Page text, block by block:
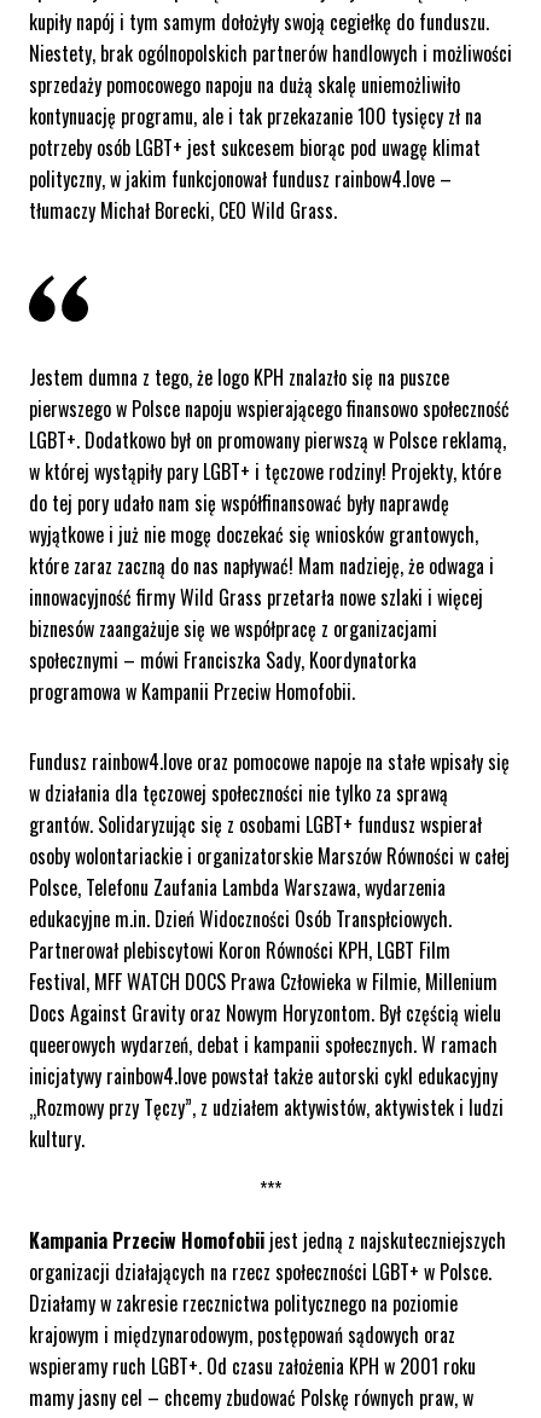
kupiły napój i tym samym dołożyły swoją cegiełkę do funduszu.
Niestety, brak ogólnopolskich partnerów handlowych i możliwości
sprzedaży pomocowego napoju na dużą skalę uniemożliwiło
kontynuację programu, ale i tak przekazanie 100 tysięcy zł na
potrzeby osób LGBT+ jest sukcesem biorąc pod uwagę klimat
polityczny, w jakim funkcjonował fundusz rainbow4.love –
tłumaczy Michał Borecki, CEO Wild Grass.
Jestem dumna z tego, że logo KPH znalazło się na puszce
pierwszego w Polsce napoju wspierającego finansowo społeczność
LGBT+. Dodatkowo był on promowany pierwszą w Polsce reklamą,
w której wystąpiły pary LGBT+ i tęczowe rodziny! Projekty, które
do tej pory udało nam się współfinansować były naprawdę
wyjątkowe i już nie mogę doczekać się wniosków grantowych,
które zaraz zaczną do nas napływać! Mam nadzieję, że odwaga i
innowacyjność firmy Wild Grass przetarła nowe szlaki i więcej
biznesów zaangażuje się we współpracę z organizacjami
społecznymi – mówi Franciszka Sady, Koordynatorka
programowa w Kampanii Przeciw Homofobii.
Fundusz rainbow4.love oraz pomocowe napoje na stałe wpisały się
w działania dla tęczowej społeczności nie tylko za sprawą
grantów. Solidaryzując się z osobami LGBT+ fundusz wspierał
osoby wolontariackie i organizatorskie Marszów Równości w całej
Polsce, Telefonu Zaufania Lambda Warszawa, wydarzenia
edukacyjne m.in. Dzień Widoczności Osób Transpłciowych.
Partnerował plebiscytowi Koron Równości KPH, LGBT Film
Festival, MFF WATCH DOCS Prawa Człowieka w Filmie, Millenium
Docs Against Gravity oraz Nowym Horyzontom. Był częścią wielu
queerowych wydarzeń, debat i kampanii społecznych. W ramach
inicjatywy rainbow4.love powstał także autorski cykl edukacyjny
„Rozmowy przy Tęczy”, z udziałem aktywistów, aktywistek i ludzi
kultury.
***
Kampania Przeciw Homofobii jest jedną z najskuteczniejszych
organizacji działających na rzecz społeczności LGBT+ w Polsce.
Działamy w zakresie rzecznictwa politycznego na poziomie
krajowym i międzynarodowym, postępowań sądowych oraz
wspieramy ruch LGBT+. Od czasu założenia KPH w 2001 roku
mamy jasny cel – chcemy zbudować Polskę równych praw, w